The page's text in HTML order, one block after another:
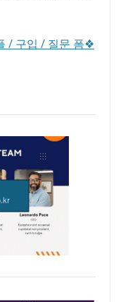
/ 구입 / 질문 폼❖